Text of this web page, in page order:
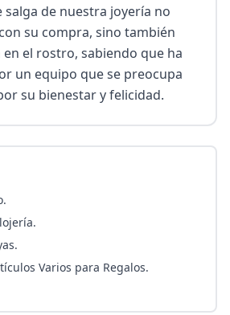
salga de nuestra joyería no
su compra, sino también
el rostro, sabiendo que ha
un equipo que se preocupa
su bienestar y felicidad.
Varios para Regalos.